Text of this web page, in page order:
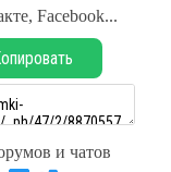
Facebook...
и чатов